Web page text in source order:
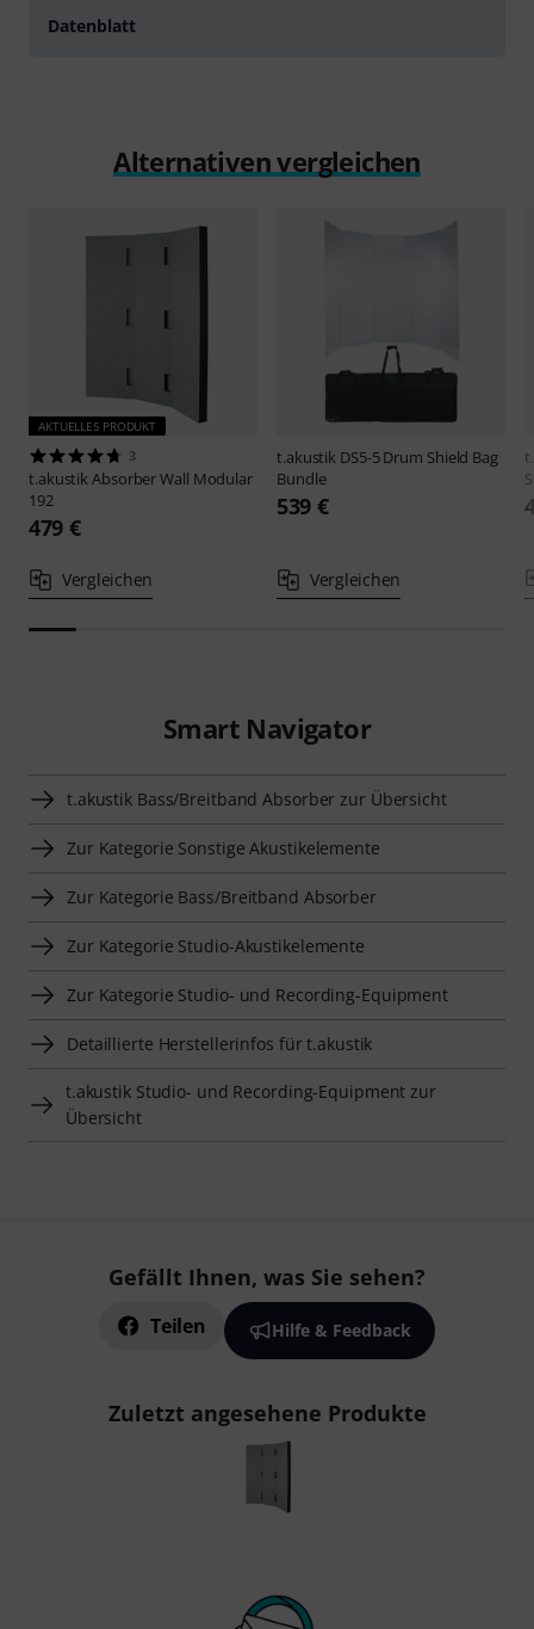
Datenblatt
Alternativen vergleichen
AKTUELLES PRODUKT
3
t.akustikAbsorber Wall Modular
192
479 €
Vergleichen
t.akustik DS5-5 Drum Shield Bag
Bundle
539 €
Vergleichen
Smart Navigator
t.akustik Bass/Breitband Absorber zur Übersicht
Zur Kategorie Sonstige Akustikelemente
Zur Kategorie Bass/Breitband Absorber
Zur Kategorie Studio-Akustikelemente
Zur Kategorie Studio- und Recording-Equipment
Detaillierte Herstellerinfos für t.akustik
t.akustik Studio- und Recording-Equipment zur
Übersicht
Gefällt Ihnen, was Sie sehen?
Teilen Hilfe & Feedback
Zuletzt angesehene Produkte